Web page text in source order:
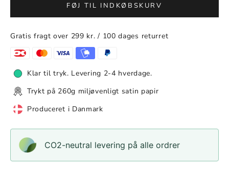
FØJ TIL INDKØBSKURV
Gratis fragt over 299 kr. / 100 dages returret
Klar til tryk. Levering 2-4 hverdage.
Trykt på 260g miljøvenligt satin papir
Produceret i Danmark
CO2-neutral levering på alle ordrer